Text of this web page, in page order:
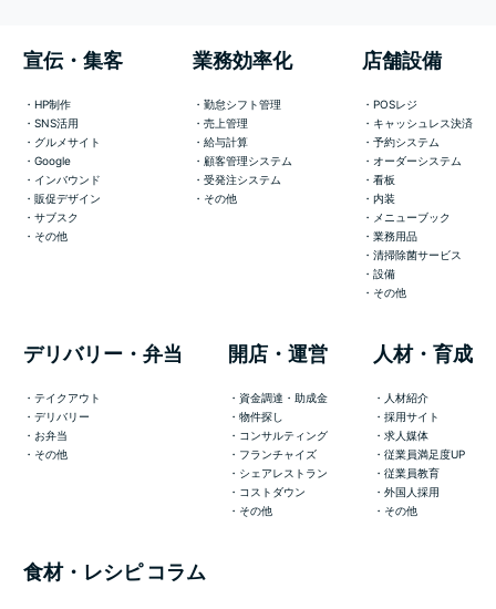
宣伝・集客
HP制作
SNS活用
グルメサイト
Google
インバウンド
販促デザイン
サブスク
その他
業務効率化
勤怠シフト管理
売上管理
給与計算
顧客管理システム
受発注システム
その他
店舗設備
POSレジ
キャッシュレス決済
予約システム
オーダーシステム
看板
内装
メニューブック
業務用品
清掃除菌サービス
設備
その他
デリバリー・弁当
テイクアウト
デリバリー
お弁当
その他
開店・運営
資金調達・助成金
物件探し
コンサルティング
フランチャイズ
シェアレストラン
コストダウン
その他
人材・育成
人材紹介
採用サイト
求人媒体
従業員満足度UP
従業員教育
外国人採用
その他
食材・レシピ コラム